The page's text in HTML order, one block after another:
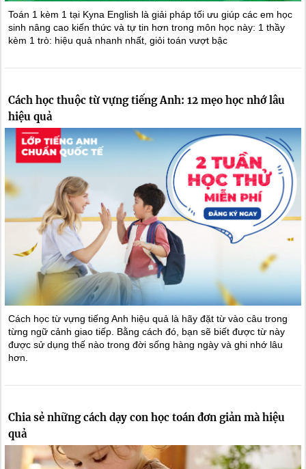
Toán 1 kèm 1 tại Kyna English là giải pháp tối ưu giúp các em học
sinh nâng cao kiến thức và tự tin hơn trong môn học này: 1 thầy
kèm 1 trò: hiệu quả nhanh nhất, giỏi toán vượt bậc
Cách học thuộc từ vựng tiếng Anh: 12 mẹo học nhớ lâu
hiệu quả
Cách học từ vựng tiếng Anh hiệu quả là hãy đặt từ vào câu trong
từng ngữ cảnh giao tiếp. Bằng cách đó, bạn sẽ biết được từ này
được sử dụng thế nào trong đời sống hàng ngày và ghi nhớ lâu
hơn.
Chia sẻ những cách dạy con học toán đơn giản mà hiệu
quả